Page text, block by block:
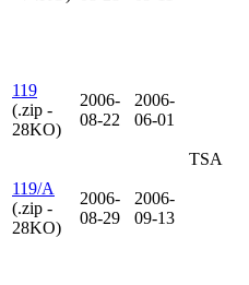
119
(.zip -
28KO)
119/A
(.zip -
28KO)
2006-
08-22
2006-
08-29
2006-
06-01
2006-
09-13
TSA